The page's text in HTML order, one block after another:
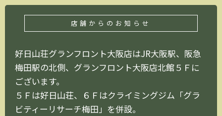
店舗からのお知らせ
好日山荘グランフロント大阪店はJR大阪駅、阪急
梅田駅の北側、グランフロント大阪店北館５Ｆに
ございます。
５Ｆは好日山荘、６Ｆはクライミングジム「グラ
ビティーリサーチ梅田」を併設。